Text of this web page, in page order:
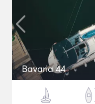
Bavaria 44